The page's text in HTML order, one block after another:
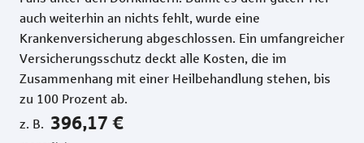
auch weiterhin an nichts fehlt, wurde eine
Krankenversicherung abgeschlossen. Ein umfangreicher
Versicherungsschutz deckt alle Kosten, die im
Zusammenhang mit einer Heilbehandlung stehen, bis
zu 100 Prozent ab.
z. B.
396,17 €